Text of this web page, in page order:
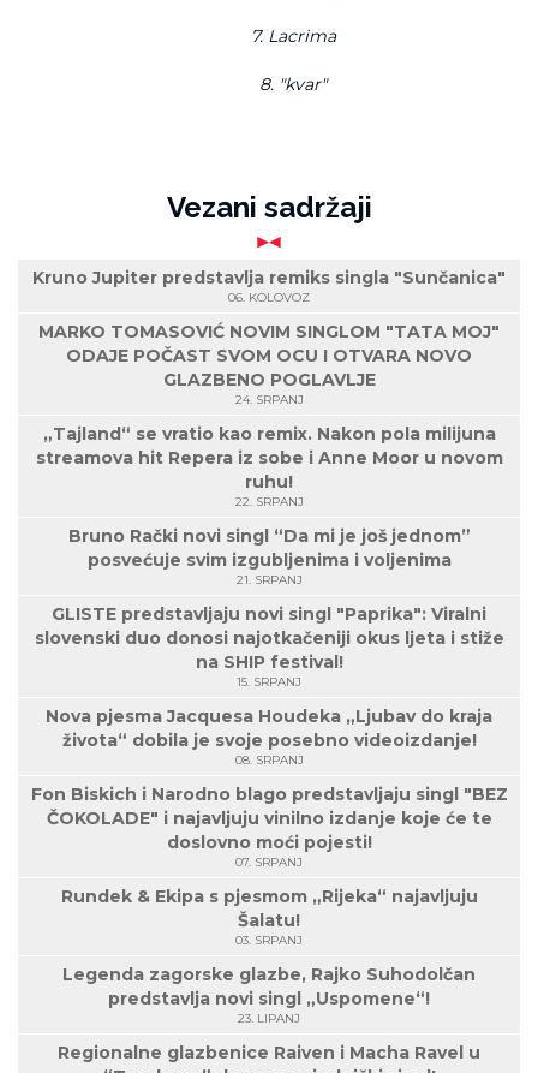
7. Lacrima
8. "kvar"
Vezani sadržaji
Kruno Jupiter predstavlja remiks singla "Sunčanica"
06. KOLOVOZ
MARKO TOMASOVIĆ NOVIM SINGLOM "TATA MOJ"
ODAJE POČAST SVOM OCU I OTVARA NOVO
GLAZBENO POGLAVLJE
24. SRPANJ
„Tajland“ se vratio kao remix. Nakon pola milijuna
streamova hit Repera iz sobe i Anne Moor u novom
ruhu!
22. SRPANJ
Bruno Rački novi singl “Da mi je još jednom”
posvećuje svim izgubljenima i voljenima
21. SRPANJ
GLISTE predstavljaju novi singl "Paprika": Viralni
slovenski duo donosi najotkačeniji okus ljeta i stiže
na SHIP festival!
15. SRPANJ
Nova pjesma Jacquesa Houdeka „Ljubav do kraja
života“ dobila je svoje posebno videoizdanje!
08. SRPANJ
Fon Biskich i Narodno blago predstavljaju singl "BEZ
ČOKOLADE" i najavljuju vinilno izdanje koje će te
doslovno moći pojesti!
07. SRPANJ
Rundek & Ekipa s pjesmom „Rijeka“ najavljuju
Šalatu!
03. SRPANJ
Legenda zagorske glazbe, Rajko Suhodolčan
predstavlja novi singl „Uspomene“!
23. LIPANJ
Regionalne glazbenice Raiven i Macha Ravel u